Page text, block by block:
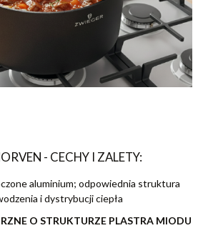
- CECHY I ZALETY:
aluminium; odpowiednia struktura
i dystrybucji ciepła
O STRUKTURZE PLASTRA MIODU